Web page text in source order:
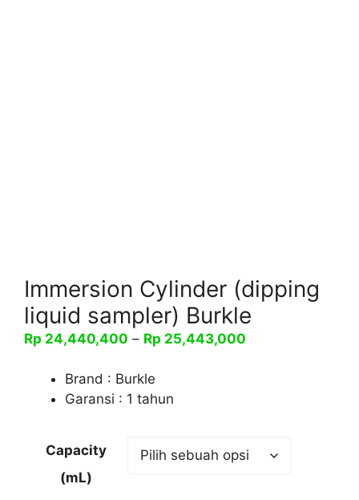
Immersion Cylinder (dipping
liquid sampler) Burkle
Rp 24,440,400 – Rp 25,443,000
Brand : Burkle
Garansi : 1 tahun
Capacity
(mL)